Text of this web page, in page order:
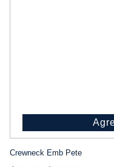
Crewneck Emb Pete